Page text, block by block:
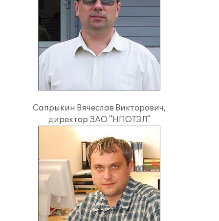
Сапрыкин Вячеслав Викторович,
директор ЗАО "НПОТЭЛ"